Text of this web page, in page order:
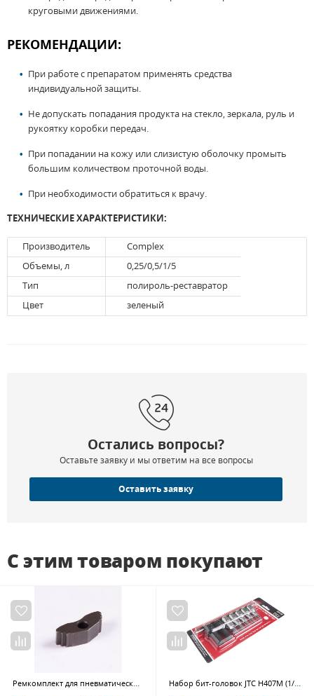
круговыми движениями.
РЕКОМЕНДАЦИИ:
При работе с препаратом применять средства
индивидуальной защиты.
Не допускать попадания продукта на стекло, зеркала, руль и
рукоятку коробки передач.
При попадании на кожу или слизистую оболочку промыть
большим количеством проточной воды.
При необходимости обратиться к врачу.
ТЕХНИЧЕСКИЕ ХАРАКТЕРИСТИКИ:
Производитель
Complex
Объемы, л
0,25/0,5/1/5
Тип
полироль-реставратор
Цвет
зеленый
Остались вопросы?
Оставьте заявку и мы ответим на все вопросы
Оставить заявку
С этим товаром покупают
Ремкомплект для пневматической трещотки NE-483, собачка для храпового механизма MIGHTY SEVEN NE-483P47 Набор бит-головок JTC H407M (1/2", SPLINE, M5-14, М16Н, 7 предметов)